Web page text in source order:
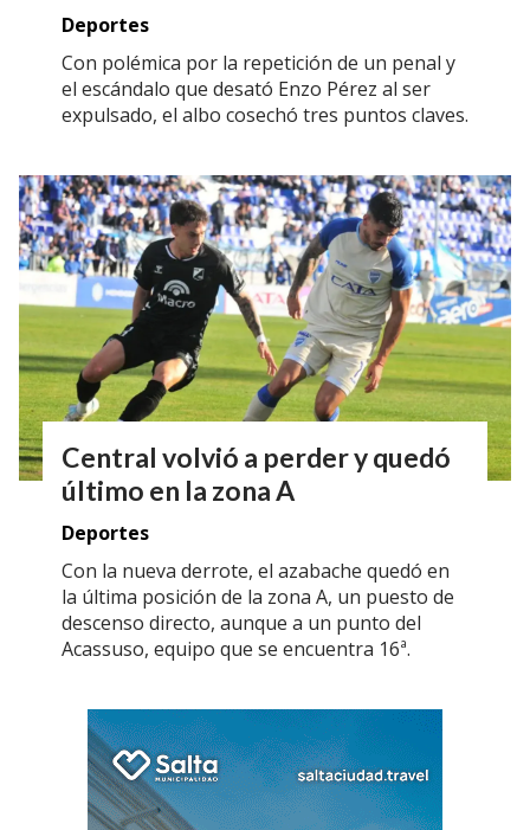
Deportes
Con polémica por la repetición de un penal y
el escándalo que desató Enzo Pérez al ser
expulsado, el albo cosechó tres puntos claves.
Central volvió a perder y quedó
último en la zona A
Deportes
Con la nueva derrote, el azabache quedó en
la última posición de la zona A, un puesto de
descenso directo, aunque a un punto del
Acassuso, equipo que se encuentra 16ª.